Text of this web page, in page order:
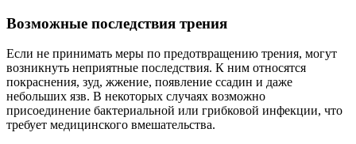
Возможные последствия трения
Если не принимать меры по предотвращению трения, могут
возникнуть неприятные последствия. К ним относятся
покраснения, зуд, жжение, появление ссадин и даже
небольших язв. В некоторых случаях возможно
присоединение бактериальной или грибковой инфекции, что
требует медицинского вмешательства.